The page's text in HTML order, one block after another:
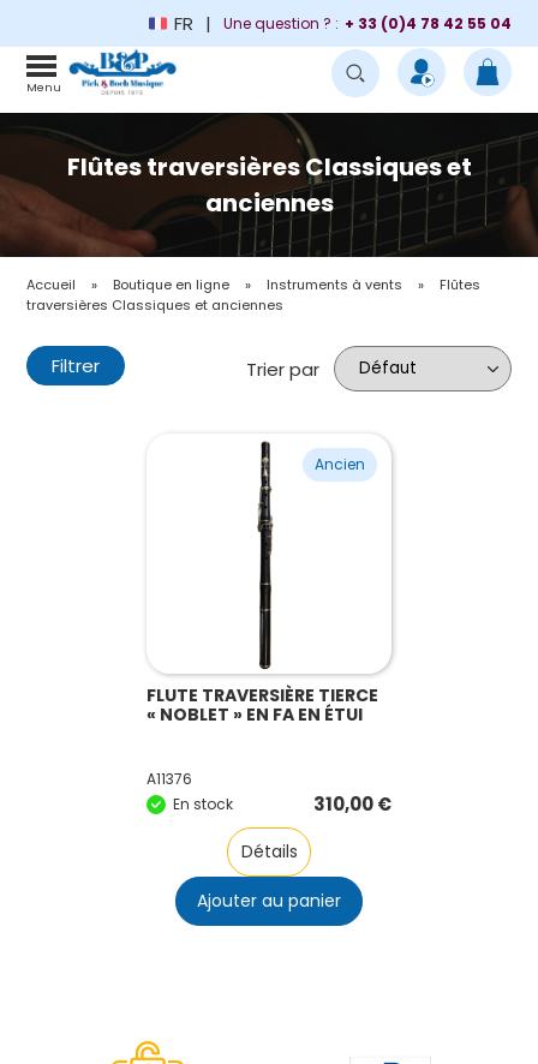
FR Une question ? : + 33 (0)4 78 42 55 04
Menu
Flûtes traversières Classiques et
anciennes
Accueil » Boutique en ligne » Instruments à vents »
Flûtes
traversières Classiques et anciennes
Filtrer Trier par
Ancien
FLUTE TRAVERSIÈRE TIERCE
« NOBLET » EN FA EN ÉTUI
A11376
En stock
310,00€
Détails
Ajouter au panier